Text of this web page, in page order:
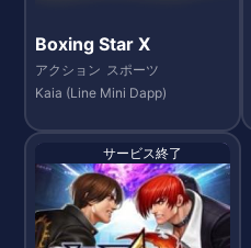
Boxing Star X
アクション スポーツ
Kaia (Line Mini Dapp)
サービス終了